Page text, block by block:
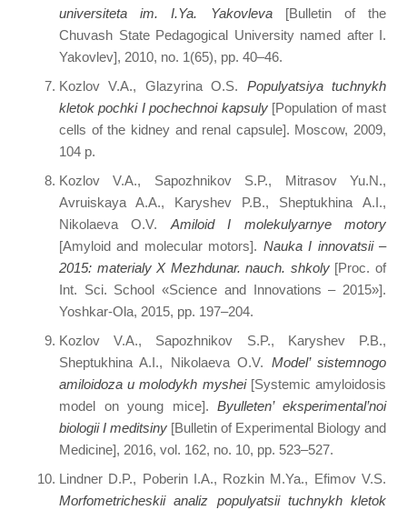
universiteta im. I.Ya. Yakovleva [Bulletin of the
Chuvash State Pedagogical University named after I.
Yakovlev], 2010, no. 1(65), pp. 40–46.
Kozlov V.A., Glazyrina O.S. Populyatsiya tuchnykh
kletok pochki I pochechnoi kapsuly [Population of mast
cells of the kidney and renal capsule]. Moscow, 2009,
104 p.
Kozlov V.A., Sapozhnikov S.P., Mitrasov Yu.N.,
Avruiskaya A.A., Karyshev P.B., Sheptukhina A.I.,
Nikolaeva O.V. Amiloid I molekulyarnye motory
[Amyloid and molecular motors]. Nauka I innovatsii –
2015: materialy X Mezhdunar. nauch. shkoly [Proc. of
Int. Sci. School «Science and Innovations – 2015»].
Yoshkar-Ola, 2015, pp. 197–204.
Kozlov V.A., Sapozhnikov S.P., Karyshev P.B.,
Sheptukhina A.I., Nikolaeva O.V. Model’ sistemnogo
amiloidoza u molodykh myshei [Systemic amyloidosis
model on young mice].Byulleten’ eksperimental’noi
biologii I meditsiny [Bulletin of Experimental Biology and
Medicine], 2016, vol. 162, no. 10, pp. 523–527.
Lindner D.P., Poberin I.A., Rozkin M.Ya., Efimov V.S.
Morfometricheskii analiz populyatsii tuchnykh kletok